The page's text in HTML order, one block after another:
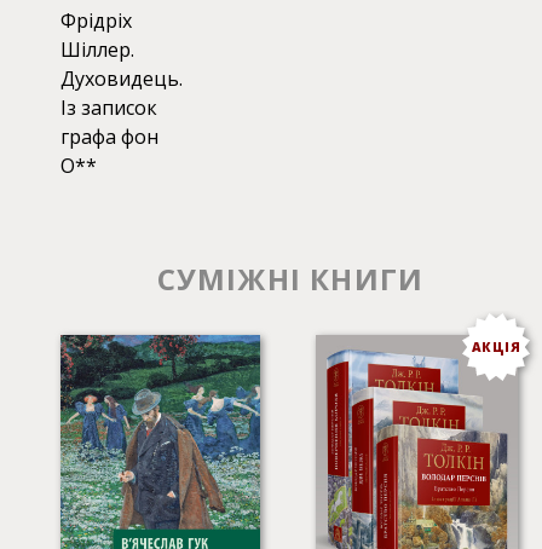
Фрідріх
Шіллер.
Духовидець.
Із записок
графа фон
О**
СУМІЖНІ КНИГИ
АКЦІЯ